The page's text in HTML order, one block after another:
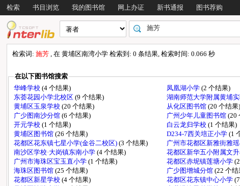
检索 书目浏览 我的图书馆 网上办证 新书通报 图书荐购
检索词:施芳, 在 黄埔区南湾小学 检索到: 0 条结果, 检索时间: 0.066 秒
在以下图书馆搜索
华峰学校(4 个结果) 凤凰湖小学(2 个结果)
东荟花园小学北校区(9 个结果) 湖南师范大学附属黄埔
黄埔区玉泉学校(20 个结果) 从化区图书馆(20 个结果)
广少图南沙分馆(6 个结果) 广州少年儿童图书馆(20
开元学校(1 个结果) 白云龙归学校(1 个结果)
黄埔区图书馆(26 个结果) D234-7西关培正小学(1
花都区花东镇七星小学(金谷二校区)(3 个结果) 广州市花都区新雅街雅
南沙区学校·大岗镇东南小学(4 个结果) 花都区新华五小附属文
广州市海珠区宝玉直小学(1 个结果) 花都区赤坭镇莲塘小学
海珠区图书馆(25 个结果) 广少图增城分馆(22 个结
花都区新星学校(4 个结果) 花都区花东镇中心小学